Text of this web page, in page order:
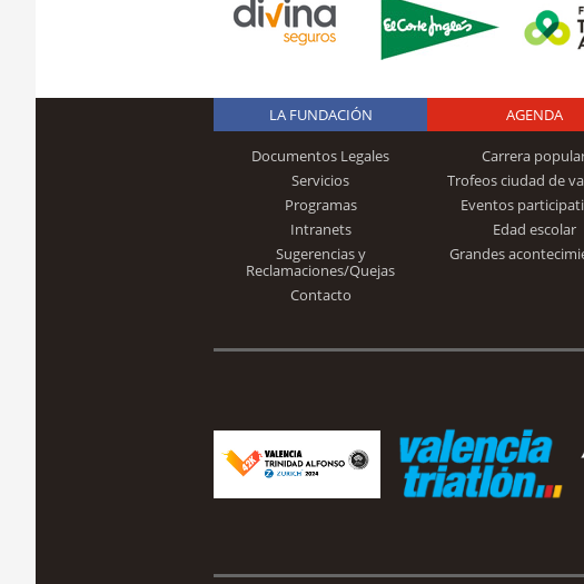
Logo
LA FUNDACIÓN
Documentos Legales
Servicios
Programas
Intranets
Sugerencias y
Reclamaciones/Quejas
Contacto
AGENDA
Carrera
Trofeos ciudad de
Eventos
Edad escolar
Grandes